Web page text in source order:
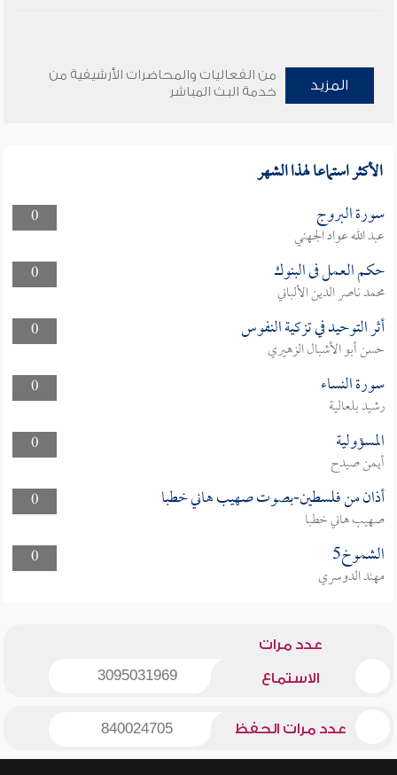
المزيد
من الفعاليات والمحاضرات الأرشيفية من
خدمة البث المباشر
الأكثر استماعا لهذا الشهر
0 سورة البروج
عبد الله عواد الجهني
0
حكم العمل فى البنوك
محمد ناصر الدين الألباني
0
أثر التوحيد في تزكية النفوس
حسن أبو الأشبال الزهيري
0
سورة النساء
رشيد بلعالية
0
المسؤولية
أيمن صيدح
0
أذان من فلسطين-بصوت صهيب هاني خطبا
صهيب هاني خطبا
0
الشموخ5
مهند الدوسري
عدد مرات
الاستماع 3095031969
عدد مرات الحفظ 840024705